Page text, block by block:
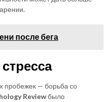
после бега
пробежек — борьба со
Reviewбыло